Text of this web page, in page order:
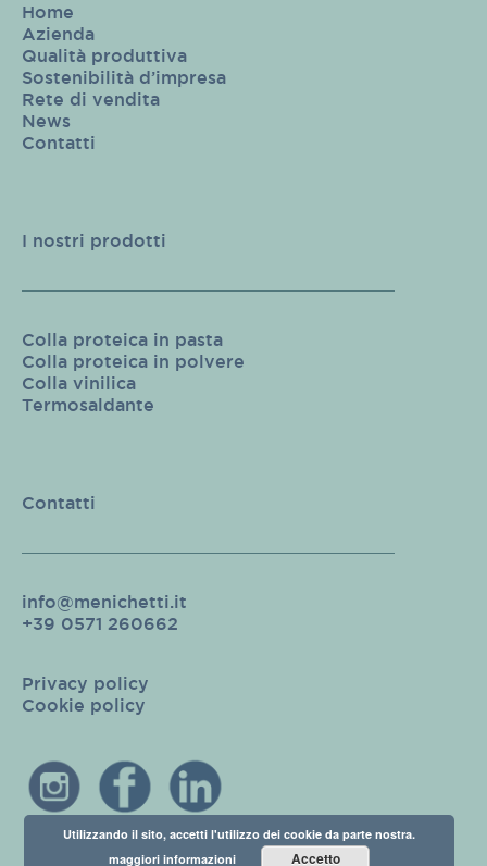
Home
Azienda
Qualità produttiva
Sostenibilità d’impresa
Rete di vendita
News
Contatti
I nostri prodotti
Colla proteica in pasta
Colla proteica in polvere
Colla vinilica
Termosaldante
Contatti
info@menichetti.it
+39 0571 260662
Privacy policy
Cookie policy
Utilizzando il sito, accetti l'utilizzo dei cookie da parte nostra.
maggiori informazioni
Accetto